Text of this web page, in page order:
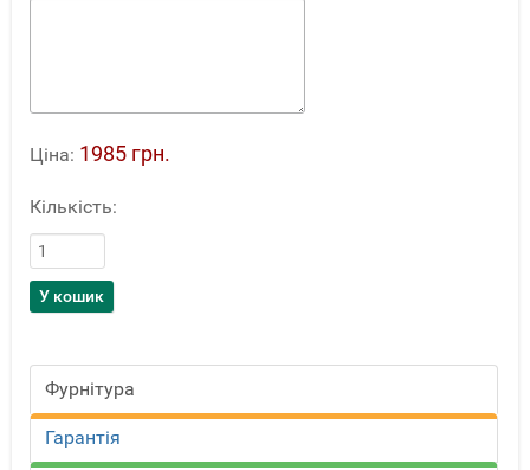
Ціна: 1985 грн.
Кількість:
Фурнітура
Гарантія